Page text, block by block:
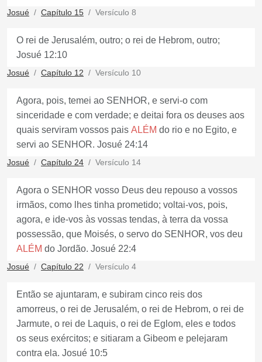
Josué Capítulo 15 Versículo 8
O rei de Jerusalém, outro; o rei de Hebrom, outro;
Josué 12:10
Josué Capítulo 12 Versículo 10
Agora, pois, temei ao SENHOR, e servi-o com
sinceridade e com verdade; e deitai fora os deuses aos
quais serviram vossos pais ALÉM do rio e no Egito, e
servi ao SENHOR. Josué 24:14
Josué Capítulo 24 Versículo 14
Agora o SENHOR vosso Deus deu repouso a vossos
irmãos, como lhes tinha prometido; voltai-vos, pois,
agora, e ide-vos às vossas tendas, à terra da vossa
possessão, que Moisés, o servo do SENHOR, vos deu
ALÉM do Jordão. Josué 22:4
Josué Capítulo 22 Versículo 4
Então se ajuntaram, e subiram cinco reis dos
amorreus, o rei de Jerusalém, o rei de Hebrom, o rei de
Jarmute, o rei de Laquis, o rei de Eglom, eles e todos
os seus exércitos; e sitiaram a Gibeom e pelejaram
contra ela. Josué 10:5